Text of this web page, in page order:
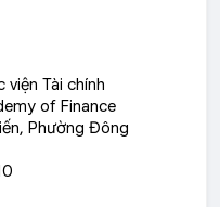
viện Tài chính
of Finance
Phường Đông